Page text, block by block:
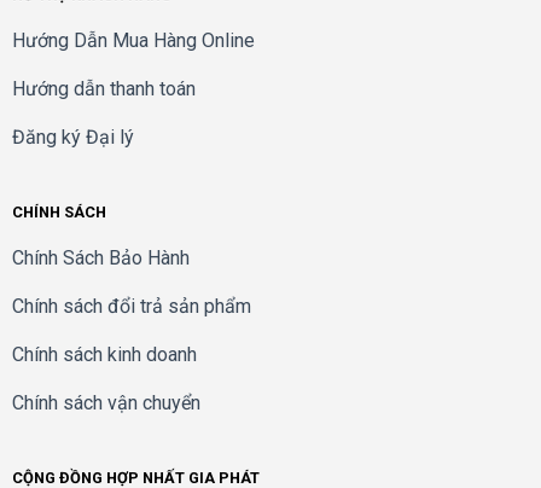
Hướng Dẫn Mua Hàng Online
Hướng dẫn thanh toán
Đăng ký Đại lý
CHÍNH SÁCH
Chính Sách Bảo Hành
Chính sách đổi trả sản phẩm
Chính sách kinh doanh
Chính sách vận chuyển
CỘNG ĐỒNG HỢP NHẤT GIA PHÁT